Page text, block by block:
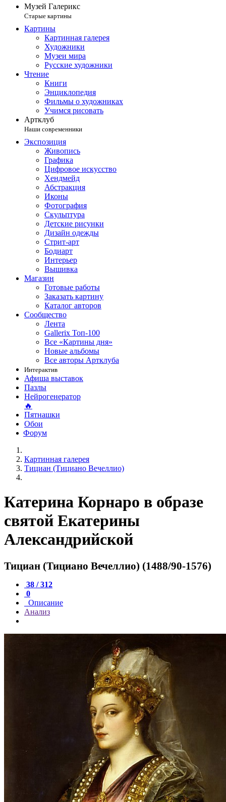
Музей Галерикс
Старые картины
Картины
Картинная галерея
Художники
Музеи мира
Русские художники
Чтение
Книги
Энциклопедия
Фильмы о художниках
Учимся рисовать
Артклуб
Наши современники
Экспозиция
Живопись
Графика
Цифровое искусство
Хендмейд
Абстракция
Иконы
Фотография
Скульптура
Детские рисунки
Дизайн одежды
Стрит-арт
Бодиарт
Интерьер
Вышивка
Магазин
Готовые работы
Заказать картину
Каталог авторов
Сообщество
Лента
Gallerix Топ-100
Все «Картины дня»
Новые альбомы
Все авторы Артклуба
Интерактив
Афиша выставок
Пазлы
Нейрогенератор
🔥
Пятнашки
Обои
Форум
Картинная галерея
Тициан (Тициано Вечеллио)
Катерина Корнаро в образе
святой Екатерины
Александрийской
Тициан (Тициано Вечеллио) (1488/90-1576)
38 / 312
0
Описание
Анализ